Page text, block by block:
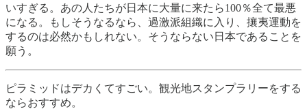
いすぎる。あの人たちが日本に大量に来たら100％全て最悪
になる。もしそうなるなら、過激派組織に入り、攘夷運動を
するのは必然かもしれない。そうならない日本であることを
願う。
ピラミッドはデカくてすごい。観光地スタンプラリーをする
ならおすすめ。